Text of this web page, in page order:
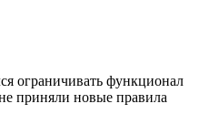
ограничивать функционал
приняли новые правила